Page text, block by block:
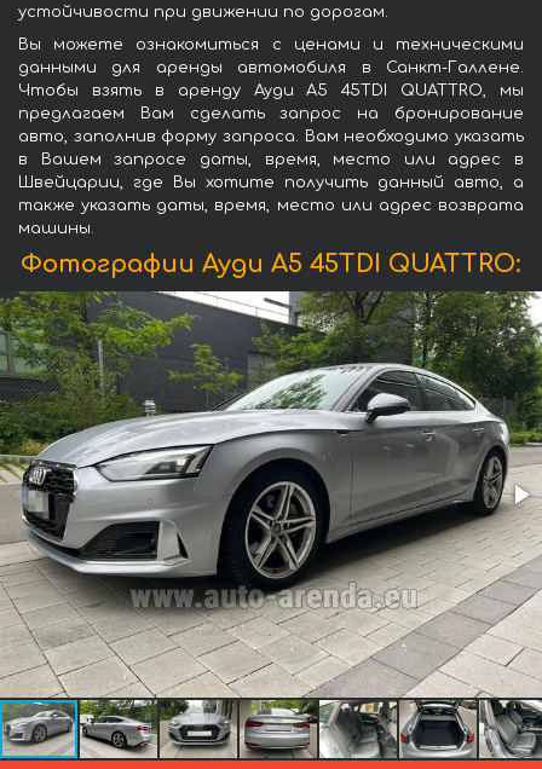
устойчивости при движении по дорогам.
Вы можете ознакомиться с ценами и техническими
данными для аренды автомобиля в Санкт-Галлене.
Чтобы взять в аренду Ауди A5 45TDI QUATTRO, мы
предлагаем Вам сделать запрос на бронирование
авто, заполнив форму запроса. Вам необходимо указать
в Вашем запросе даты, время, место или адрес в
Швейцарии, где Вы хотите получить данный авто, а
также указать даты, время, место или адрес возврата
машины.
Фотографии Ауди A5 45TDI QUATTRO: